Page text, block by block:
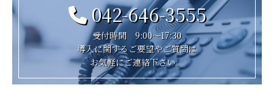
042-646-3555
受付時間 9:00～17:30
導入に関するご要望やご質問は
お気軽にご連絡下さい。